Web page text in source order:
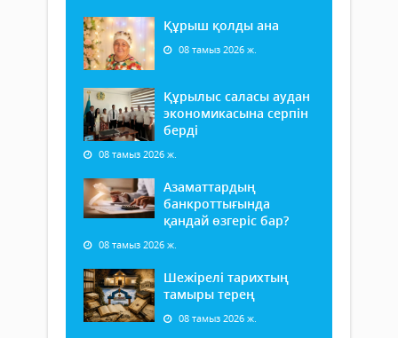
Құрыш қолды ана
08 тамыз 2026 ж.
Құрылыс саласы аудан
экономикасына серпін
берді
08 тамыз 2026 ж.
Азаматтардың
банкроттығында
қандай өзгеріс бар?
08 тамыз 2026 ж.
Шежірелі тарихтың
тамыры терең
08 тамыз 2026 ж.